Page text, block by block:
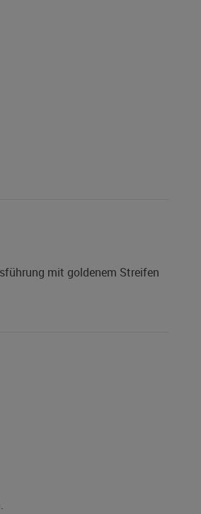
mit goldenem Streifen